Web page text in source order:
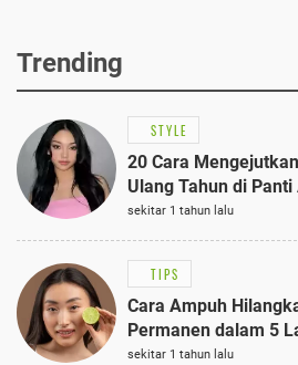
Trending
STYLE
20 Cara
Ulang Tahun di
Anggun dengan
sekitar 1 tahun lalu
TIPS
Cara Ampuh
Permanen dalam 5
sekitar 1 tahun lalu